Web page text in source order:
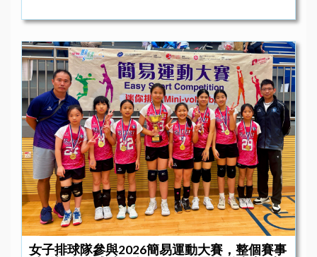
女子排球隊參與2026簡易運動大賽，整個賽事